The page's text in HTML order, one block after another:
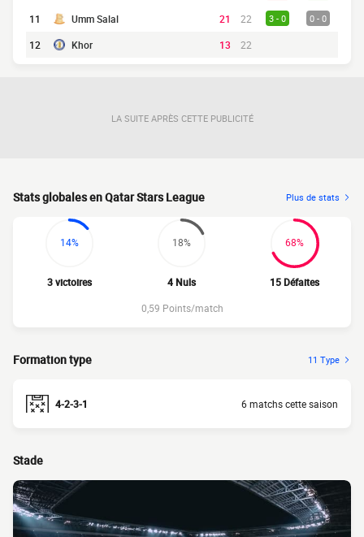
11 Umm Salal 21 22 3 - 0 0 - 0
12 Khor 13 22
LA SUITE APRÈS CETTE PUBLICITÉ
Stats globales en Qatar Stars League Plus de stats
14%
3 victoires
18%
4 Nuls
68%
15 Défaites
0,59 Points/match
Formation type 11 Type
4-2-3-1 6 matchs cette saison
Stade